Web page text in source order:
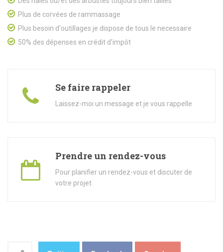
Plus de corvées de rammassage
Plus besoin d'outillages je dispose de tous le necessaire
50% des dépenses en crédit d'impôt
Se faire rappeler
Laissez-moi un message et je vous rappelle
Prendre un rendez-vous
Pour planifier un rendez-vous et discuter de
votre projet